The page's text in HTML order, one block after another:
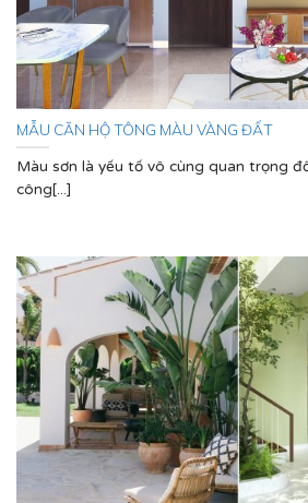
MẪU CĂN HỘ TÔNG MÀU VÀNG ĐẤT
Màu sơn là yếu tố vô cùng quan trọng
công[...]